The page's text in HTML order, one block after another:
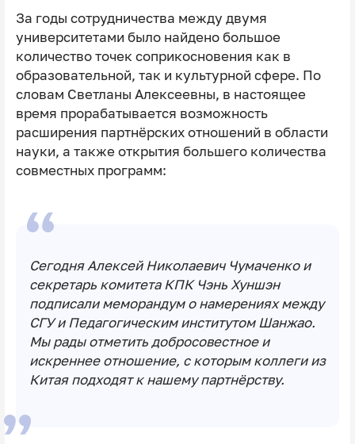
За годы сотрудничества между двумя
университетами было найдено большое
количество точек соприкосновения как в
образовательной, так и культурной сфере. По
словам Светланы Алексеевны, в настоящее
время прорабатывается возможность
расширения партнёрских отношений в области
науки, а также открытия большего количества
совместных программ:
Сегодня Алексей Николаевич Чумаченко и
секретарь комитета КПК Чэнь Хуншэн
подписали меморандум о намерениях между
СГУ и Педагогическим институтом Шанжао.
Мы рады отметить добросовестное и
искреннее отношение, с которым коллеги из
Китая подходят к нашему партнёрству.